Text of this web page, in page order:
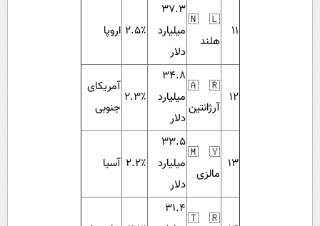
۱۱
🇳🇱
هلند
۳۷.۳
میلیارد
دلار
۲.۵٪ اروپا
۱۲
🇦🇷
آرژانتین
۳۴.۸
میلیارد
دلار
۲.۳٪
آمریکای
جنوبی
۱۳
🇲🇾
مالزی
۳۳.۵
میلیارد
دلار
۲.۲٪ آسیا
🇹🇷
۳۱.۴